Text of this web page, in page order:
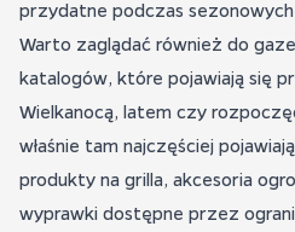
przydatne podczas
Warto zaglądać również do
katalogów, które pojawiają się
Wielkanocą, latem czy
właśnie tam najczęściej
produkty na grilla, akcesoria
wyprawki dostępne przez